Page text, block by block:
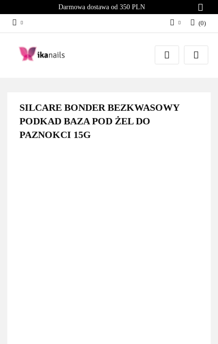
Darmowa dostawa od 350 PLN
Zaloguj się
Załóż konto
(0)
SILCARE BONDER BEZKWASOWY
PODKAD BAZA POD ŻEL DO
PAZNOKCI 15G